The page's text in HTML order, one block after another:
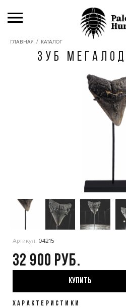
ГЛАВНАЯ / КАТАЛОГ
ЗУБ
Артикул: 04215
32 900
КУПИТЬ
ХАРАКТЕРИСТИКИ